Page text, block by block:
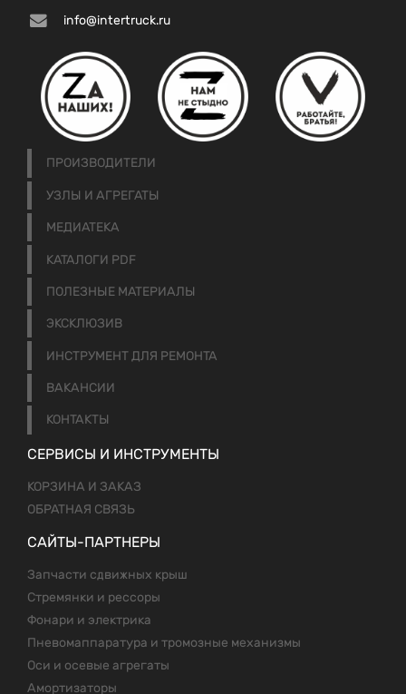
info@intertruck.ru
ПРОИЗВОДИТЕЛИ
УЗЛЫ И АГРЕГАТЫ
МЕДИАТЕКА
КАТАЛОГИ PDF
ПОЛЕЗНЫЕ МАТЕРИАЛЫ
ЭКСКЛЮЗИВ
ИНСТРУМЕНТ ДЛЯ РЕМОНТА
ВАКАНСИИ
КОНТАКТЫ
СЕРВИСЫ И ИНСТРУМЕНТЫ
КОРЗИНА И ЗАКАЗ
ОБРАТНАЯ СВЯЗЬ
САЙТЫ-ПАРТНЕРЫ
Запчасти сдвижных крыш
Стремянки и рессоры
Фонари и электрика
Пневомаппаратура и тромозные механизмы
Оси и осевые агрегаты
Амортизаторы